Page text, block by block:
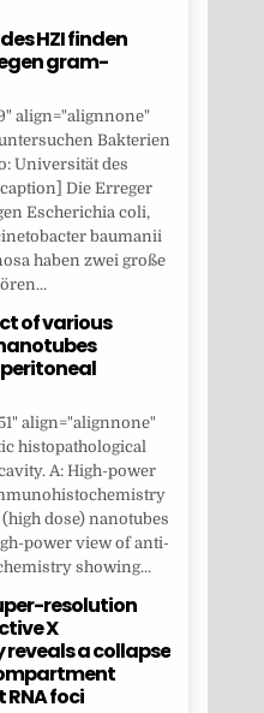
HZI finden
gram-
align="alignnone"
Bakterien
Universität des
Die Erreger
Escherichia coli,
baumanii
haben zwei große
of various
align="alignnone"
histopathological
A: High-power
dose) nanotubes
power view of anti-
showing...
resolution
X
a collapse
foci